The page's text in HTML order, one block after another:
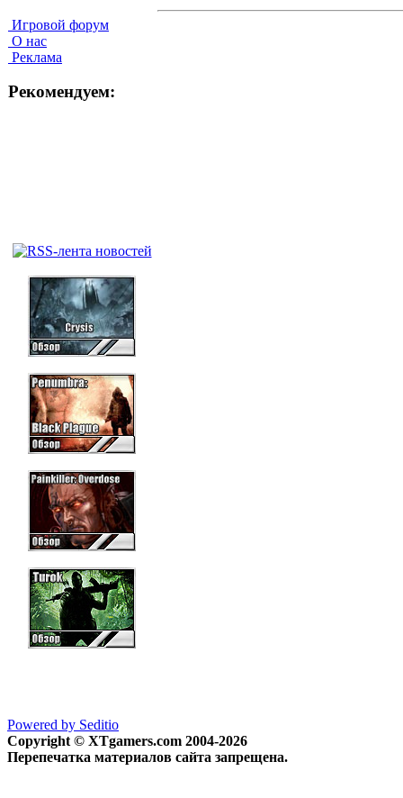
Игровой форум
О нас
Реклама
Рекомендуем:
Powered by Seditio
Copyright © XTgamers.com 2004-2026
Перепечатка материалов сайта запрещена.